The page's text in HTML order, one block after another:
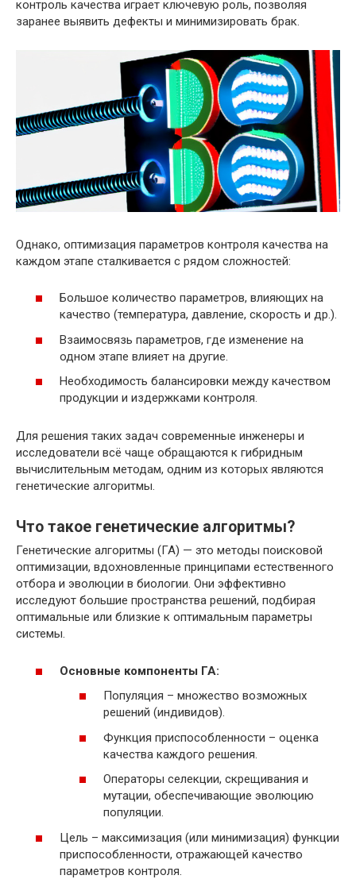
контроль качества играет ключевую роль, позволяя
заранее выявить дефекты и минимизировать брак.
Однако, оптимизация параметров контроля качества на
каждом этапе сталкивается с рядом сложностей:
Большое количество параметров, влияющих на
качество (температура, давление, скорость и др.).
Взаимосвязь параметров, где изменение на
одном этапе влияет на другие.
Необходимость балансировки между качеством
продукции и издержками контроля.
Для решения таких задач современные инженеры и
исследователи всё чаще обращаются к гибридным
вычислительным методам, одним из которых являются
генетические алгоритмы.
Что такое генетические алгоритмы?
Генетические алгоритмы (ГА) — это методы поисковой
оптимизации, вдохновленные принципами естественного
отбора и эволюции в биологии. Они эффективно
исследуют большие пространства решений, подбирая
оптимальные или близкие к оптимальным параметры
системы.
Основные компоненты ГА:
Популяция – множество возможных
решений (индивидов).
Функция приспособленности – оценка
качества каждого решения.
Операторы селекции, скрещивания и
мутации, обеспечивающие эволюцию
популяции.
Цель – максимизация (или минимизация) функции
приспособленности, отражающей качество
параметров контроля.